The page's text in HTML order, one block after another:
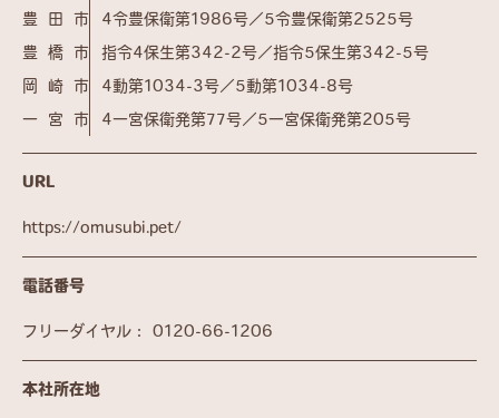
豊田市 4令豊保衛第1986号／5令豊保衛第2525号
豊橋市 指令4保生第342-2号／指令5保生第342-5号
岡崎市 4動第1034-3号／5動第1034-8号
一宮市 4一宮保衛発第77号／5一宮保衛発第205号
URL
https://omusubi.pet/
電話番号
フリーダイヤル： 0120-66-1206
本社所在地